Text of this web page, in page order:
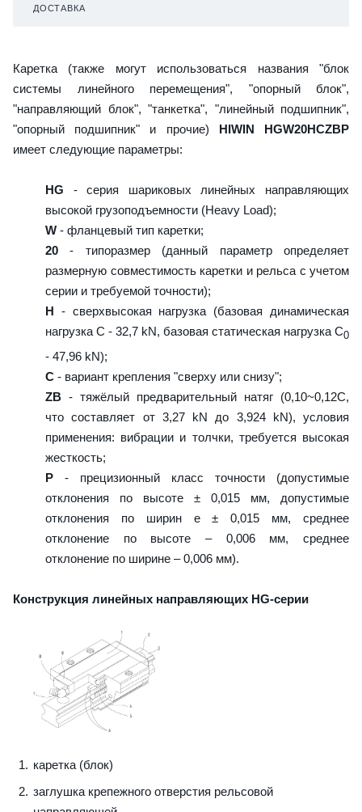
ДОСТАВКА
Каретка (также могут использоваться названия "блок
системы линейного перемещения", "опорный блок",
"направляющий блок", "танкетка", "линейный подшипник",
"опорный подшипник" и прочие) HIWIN HGW20HCZBP
имеет следующие параметры:
HG - серия шариковых линейных направляющих
высокой грузоподъемности (Heavy Load);
W - фланцевый тип каретки;
20 - типоразмер (данный параметр определяет
размерную совместимость каретки и рельса с учетом
серии и требуемой точности);
H - сверхвысокая нагрузка (базовая динамическая
нагрузка C - 32,7 kN, базовая статическая нагрузка С0
- 47,96 kN);
C - вариант крепления "сверху или снизу";
ZB - тяжёлый предварительный натяг (0,10~0,12C,
что составляет от 3,27 kN до 3,924 kN), условия
применения: вибрации и толчки, требуется высокая
жесткость;
P - прецизионный класс точности (допустимые
отклонения по высоте ± 0,015 мм, допустимые
отклонения по ширин е ± 0,015 мм, среднее
отклонение по высоте – 0,006 мм, среднее
отклонение по ширине – 0,006 мм).
Конструкция линейных направляющих HG-серии
каретка (блок)
заглушка крепежного отверстия рельсовой